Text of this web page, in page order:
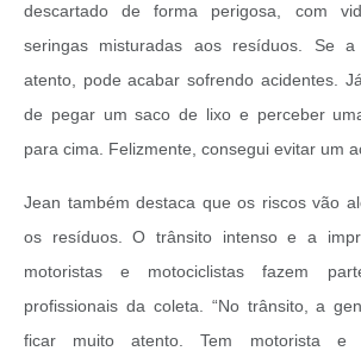
descartado de forma perigosa, com
seringas misturadas aos resíduos. Se
atento, pode acabar sofrendo acidentes.
de pegar um saco de lixo e perceber
para cima. Felizmente, consegui evitar um
Jean também destaca que os riscos vão
os resíduos. O trânsito intenso e a
motoristas e motociclistas fazem
profissionais da coleta. “No trânsito, a
ficar muito atento. Tem motorista e